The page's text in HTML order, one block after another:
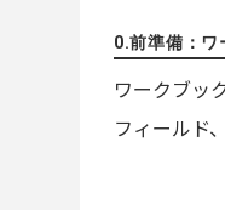
0.前準備：ワ
ワークブッ
フィールド